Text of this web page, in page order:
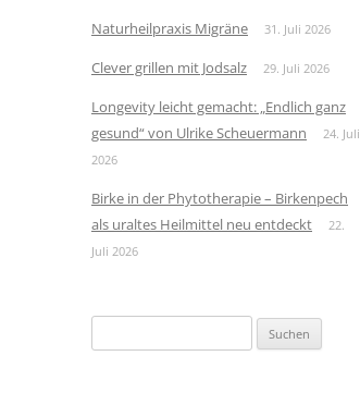
Naturheilpraxis Migräne 31. Juli 2026
Clever grillen mit Jodsalz 29. Juli 2026
Longevity leicht gemacht: „Endlich ganz
gesund“ von Ulrike Scheuermann
24. Juli
2026
Birke in der Phytotherapie – Birkenpech
als uraltes Heilmittel neu entdeckt
22.
Juli 2026
nach: